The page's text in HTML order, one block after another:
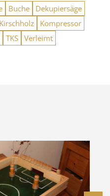
Buche
Dekupiersäge
Kirschholz
Kompressor
TKS Verleimt